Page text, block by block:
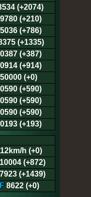
(+2074)
(+210)
(+786)
(+1335)
(+387)
(+914)
(+0)
(+590)
(+590)
(+590)
(+193)
h (+0)
10004 (+872)
7923 (+1439)
F8622 (+0)